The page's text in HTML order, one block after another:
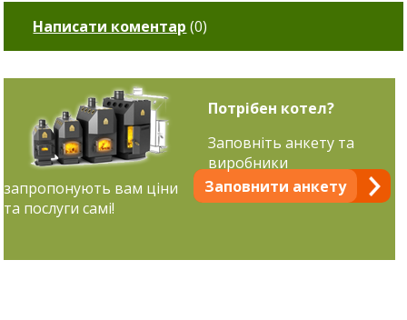
Написати коментар (0)
Потрібен котел?
Заповнити анкету
Заповніть анкету та
виробники
запропонують вам ціни
та послуги самі!